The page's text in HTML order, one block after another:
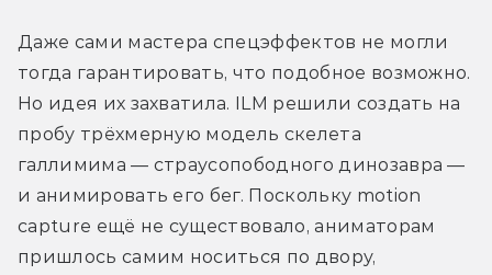
Даже сами мастера спецэффектов не могли
тогда гарантировать, что подобное возможно.
Но идея их захватила. ILM решили создать на
пробу трёхмерную модель скелета
галлимима — страусопободного динозавра —
и анимировать его бег. Поскольку motion
capture ещё не существовало, аниматорам
пришлось самим носиться по двору,